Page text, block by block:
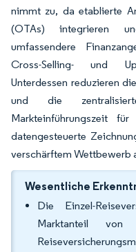
nimmt zu, da etablierte
(OTAs) integrieren
umfassendere
Cross-Selling- und
Unterdessen reduzieren
und die
Markteinführungszeit
datengesteuerte
verschärftem Wettbewerb
Wesentliche
Die Einzel-
Marktanteil